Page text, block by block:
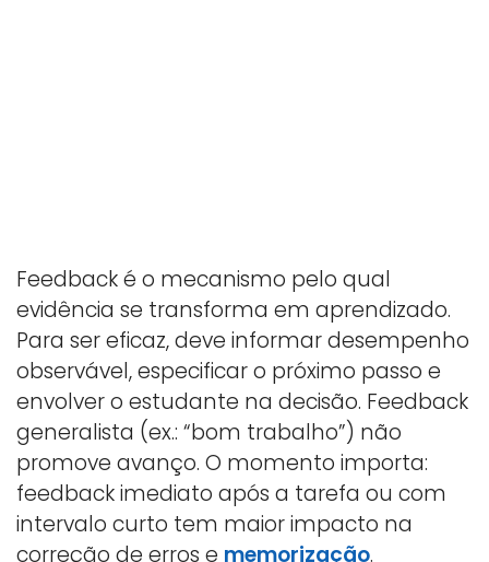
Feedback é o mecanismo pelo qual
evidência se transforma em aprendizado.
Para ser eficaz, deve informar desempenho
observável, especificar o próximo passo e
envolver o estudante na decisão. Feedback
generalista (ex.: “bom trabalho”) não
promove avanço. O momento importa:
feedback imediato após a tarefa ou com
intervalo curto tem maior impacto na
correção de erros e memorização.